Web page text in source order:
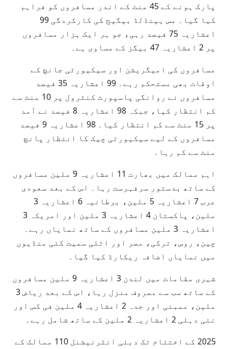
پارک ہونے کے 45 منٹ کے اندر مسافروں کو فراہم
کیا گیا۔ مس ہینڈلڈ بیگیج کی کارکردگی 99
اعشاریہ 75 فیصد رہی، جو ہر ایک ہزار مسافروں
پر 2 اعشاریہ 47 بیگز کے مساوی ہے۔
مسافروں کی امیگریشن اور سیکیورٹی جانچ کے
اوقات بھی مستحکم رہے۔ 99 اعشاریہ 35 فیصد
مسافروں نے روانگی پاسپورٹ کنٹرول پر 10 منٹ سے
کم انتظار کیا، جبکہ 98 اعشاریہ 8 فیصد نے آمد
پر 15 منٹ سے کم انتظار کیا۔ 98 اعشاریہ 9 فیصد
مسافروں کے لیے سیکیورٹی چیک کا انتظار پانچ
منٹ سے کم رہا۔
اہم ممالک میں بھارت 11 اعشاریہ 9 ملین مسافروں
کے ساتھ بدستور سرفہرست رہا۔ اس کے بعد سعودی
عرب 7 اعشاریہ 5 ملین، برطانیہ 6 اعشاریہ 3
ملین، پاکستان 4 اعشاریہ 3 ملین اور امریکہ 3
اعشاریہ 3 ملین مسافروں کے ساتھ نمایاں رہے۔
چین، روس، ترکی، مصر اور اٹلی سمیت کئی منڈیوں
میں نمایاں اضافہ ریکارڈ کیا گیا۔
شہری مقامات میں لندن 3 اعشاریہ 9 ملین مسافروں
کے ساتھ سب سے مصروف منزل رہا، اس کے بعد ریاض 3
ملین، ممبئی اور جدہ 2 اعشاریہ 4 ملین فی کس اور
نئی دہلی 2 اعشاریہ 2 ملین کے ساتھ شامل رہے۔
2025 کے اختتام تک دبئی انٹرنیشنل 110 ممالک کے